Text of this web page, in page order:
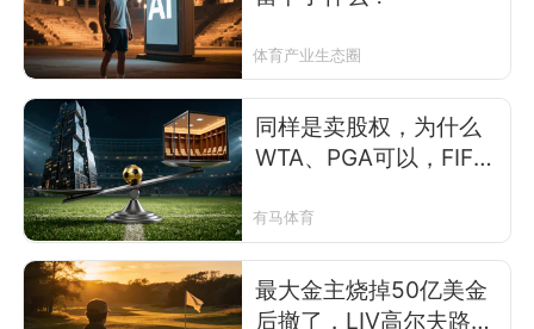
体育产业生态圈
同样是卖股权，为什么
WTA、PGA可以，FIFA
有马体育
最大金主烧掉50亿美金
后撤了，LIV高尔夫路在